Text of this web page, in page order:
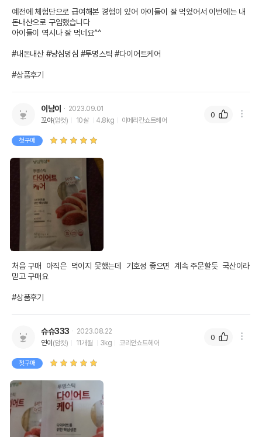
예전에 체험단으로 급여해본 경험이 있어 아이들이 잘 먹었어서 이번에는 내
돈내산으로 구입했습니다
아이들이 역시나 잘 먹네요^^
#내돈내산 #냥심멍심 #투명스틱 #다이어트케어
#상품후기
이남이
2023.09.01
꼬야(암컷) 10살 4.8kg 아메리칸쇼트헤어
첫구매
처음 구매  아직은  먹이지 못했는데  기호성 좋으면  계속 주문할듯  국산이라
믿고 구매요
#상품후기
0
슈슈333
2023.08.22
연이 (암컷) 11개월 3kg 코리안쇼트헤어
첫구매
0